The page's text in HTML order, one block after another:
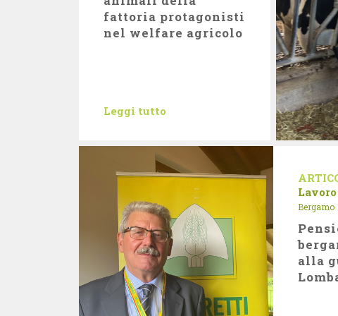
fattoria protagonisti
nel welfare agricolo
Leggi tutto
Lavoro
Bergamo
alla